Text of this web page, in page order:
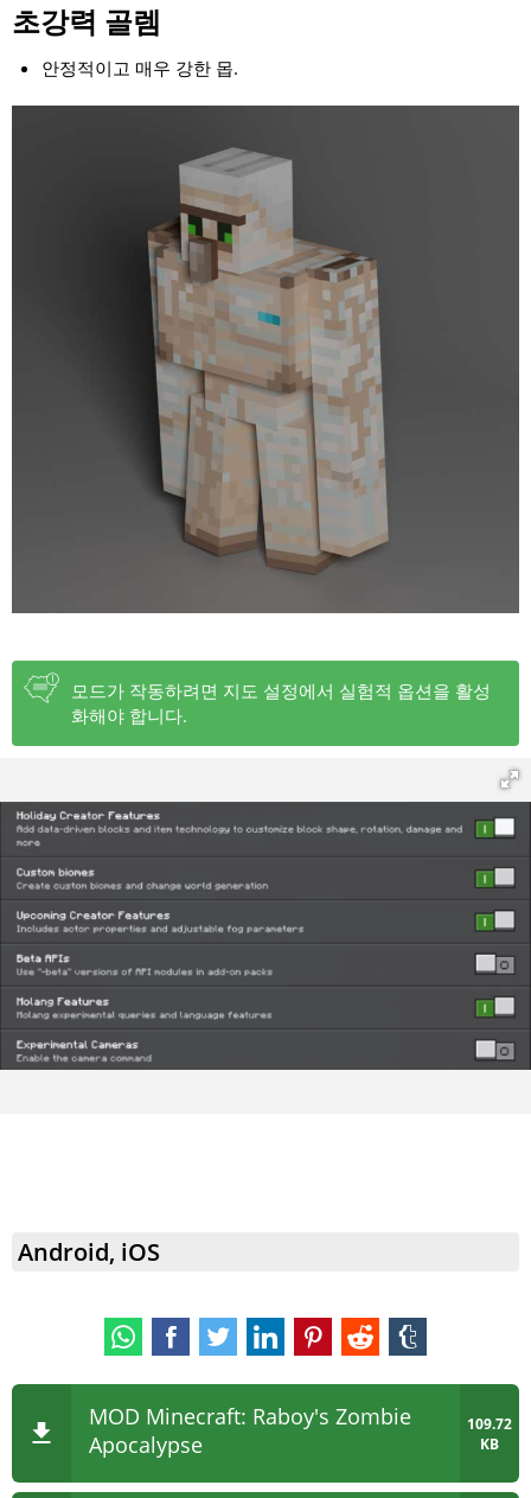
초강력 골렘
안정적이고 매우 강한 몹.
모드가 작동하려면 지도 설정에서 실험적 옵션을 활성
화해야 합니다.
Android, iOS
MOD Minecraft: Raboy's Zombie
Apocalypse
109.72
KB